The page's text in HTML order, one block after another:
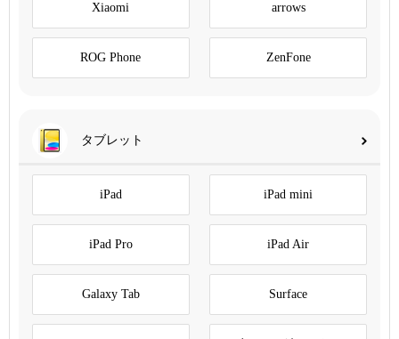
Xiaomi arrows
ROG Phone ZenFone
タブレット
iPad iPad mini
iPad Pro iPad Air
Galaxy Tab Surface